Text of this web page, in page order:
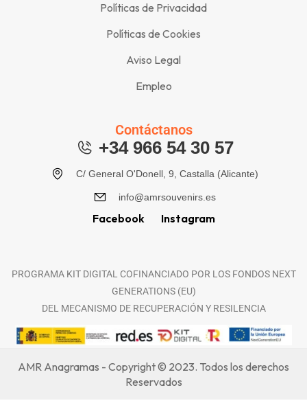
Políticas de Privacidad
Políticas de Cookies
Aviso Legal
Empleo
Contáctanos
+34 966 54 30 57
C/ General O'Donell, 9, Castalla (Alicante)
info@amrsouvenirs.es
Facebook Instagram
PROGRAMA KIT DIGITAL COFINANCIADO POR LOS FONDOS NEXT
GENERATIONS (EU)
DEL MECANISMO DE RECUPERACIÓN Y RESILENCIA
AMR Anagramas - Copyright © 2023. Todos los derechos
Reservados